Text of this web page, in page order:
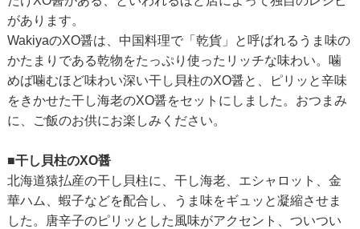
があります。
WakiyaのXO醤は、中国料理で「乾貨」と呼ばれるうま味の
かたまりである乾物をたっぷり使ったリッチな味わい。噛
めば噛むほど味わい深い干し貝柱のXO醤と、ピリッと辛味
をきかせた干し海老のXO醤をセットにしました。おつまみ
に、ご飯のお供にお楽しみください。
■干し貝柱のXO醤
北海道猿払産の干し貝柱に、干し海老、エシャロット、金
華ハム、蝦子などを配合し、うま味をギュッと凝縮させま
した。唐辛子のピリッとした風味がアクセント、ついつい